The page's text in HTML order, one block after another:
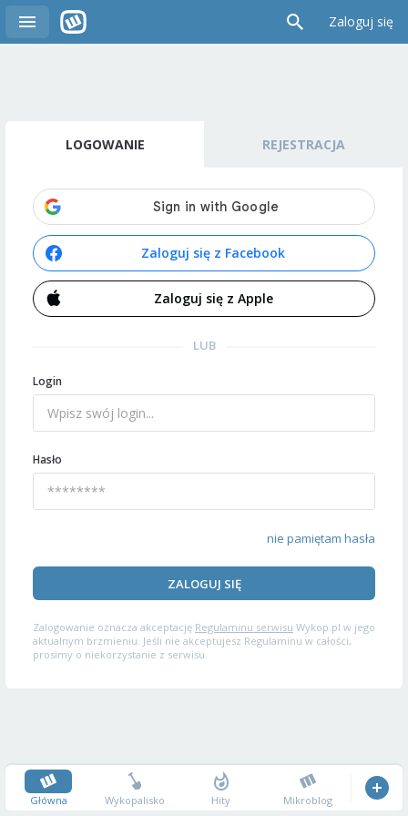
Zaloguj się
LOGOWANIE REJESTRACJA
Zaloguj się z Facebook
Zaloguj się z Apple
LUB
Login
Hasło
nie pamiętam hasła
ZALOGUJ SIĘ
Zalogowanie oznacza akceptację Regulaminu serwisu Wykop.pl w jego
aktualnym brzmieniu. Jeśli nie akceptujesz Regulaminu w całości,
prosimy o niekorzystanie z serwisu.
Główna Wykopalisko Hity Mikroblog